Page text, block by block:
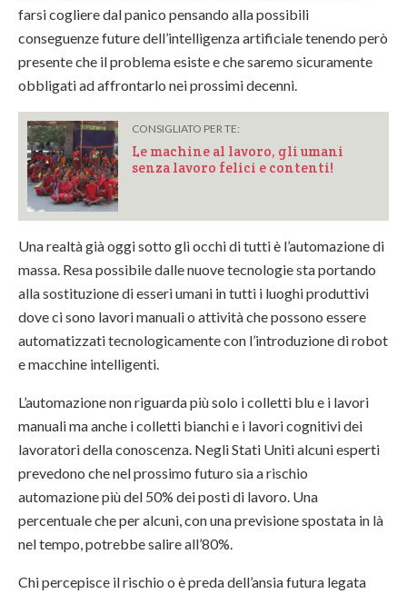
farsi cogliere dal panico pensando alla possibili
conseguenze future dell’intelligenza artificiale tenendo però
presente che il problema esiste e che saremo sicuramente
obbligati ad affrontarlo nei prossimi decenni.
CONSIGLIATO PER TE:
Le machine al lavoro, gli umani
senza lavoro felici e contenti!
Una realtà già oggi sotto gli occhi di tutti è l’automazione di
massa. Resa possibile dalle nuove tecnologie sta portando
alla sostituzione di esseri umani in tutti i luoghi produttivi
dove ci sono lavori manuali o attività che possono essere
automatizzati tecnologicamente con l’introduzione di robot
e macchine intelligenti.
L’automazione non riguarda più solo i colletti blu e i lavori
manuali ma anche i colletti bianchi e i lavori cognitivi dei
lavoratori della conoscenza. Negli Stati Uniti alcuni esperti
prevedono che nel prossimo futuro sia a rischio
automazione più del 50% dei posti di lavoro. Una
percentuale che per alcuni, con una previsione spostata in là
nel tempo, potrebbe salire all’80%.
Chi percepisce il rischio o è preda dell’ansia futura legata